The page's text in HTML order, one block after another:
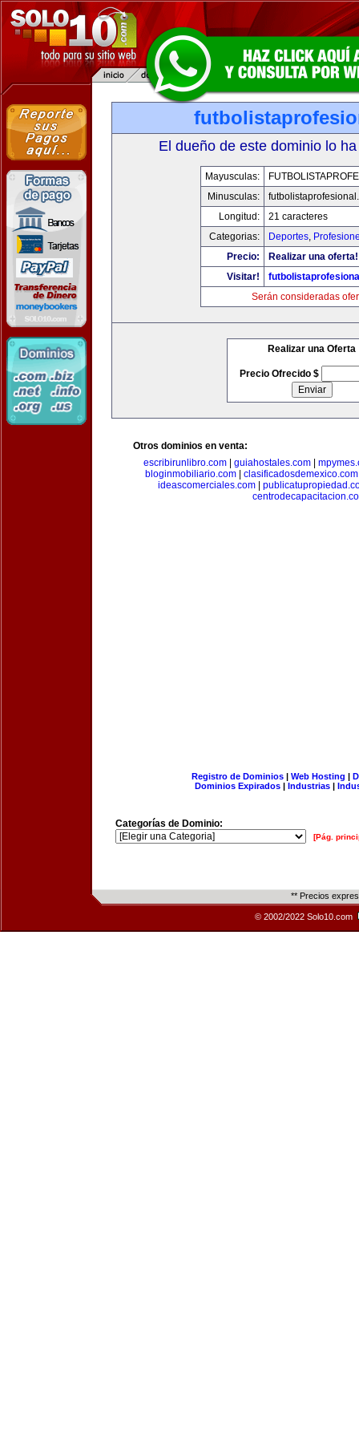
El dueño de este dominio lo
Mayusculas:
Minusculas:
Longitud:
21 caracteres
Categorias:
Deportes,
Precio:
Realizar una oferta!
Visitar!
Serán consideradas
Realizar una Oferta
Precio Ofrecido $
Otros dominios en venta:
escribirunlibro.com| guiahostales.com|
bloginmobiliario.com| clasificadosdemexico.com
ideascomerciales.com|
Registro de Dominios| Web Hosting |
Dominios Expirados | Industrias |
Categorías de Dominio:
[Pág.
** Precios
© 2002/2022 Solo10.com